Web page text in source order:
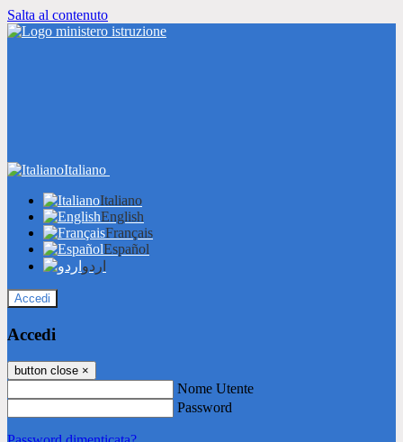
Salta al contenuto
Italiano
Italiano
English
Français
Español
اردو
Accedi
Accedi
button close ×
Nome Utente
Password